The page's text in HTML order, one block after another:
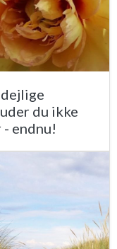
du ikke
- endnu!